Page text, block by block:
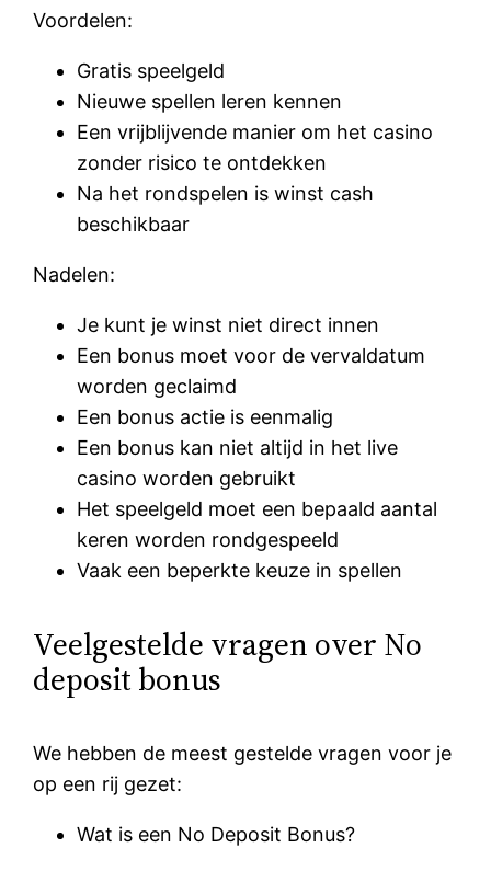
Voordelen:
Gratis speelgeld
Nieuwe spellen leren kennen
Een vrijblijvende manier om het casino
zonder risico te ontdekken
Na het rondspelen is winst cash
beschikbaar
Nadelen:
Je kunt je winst niet direct innen
Een bonus moet voor de vervaldatum
worden geclaimd
Een bonus actie is eenmalig
Een bonus kan niet altijd in het live
casino worden gebruikt
Het speelgeld moet een bepaald aantal
keren worden rondgespeeld
Vaak een beperkte keuze in spellen
Veelgestelde vragen over No
deposit bonus
We hebben de meest gestelde vragen voor je
op een rij gezet:
Wat is een No Deposit Bonus?